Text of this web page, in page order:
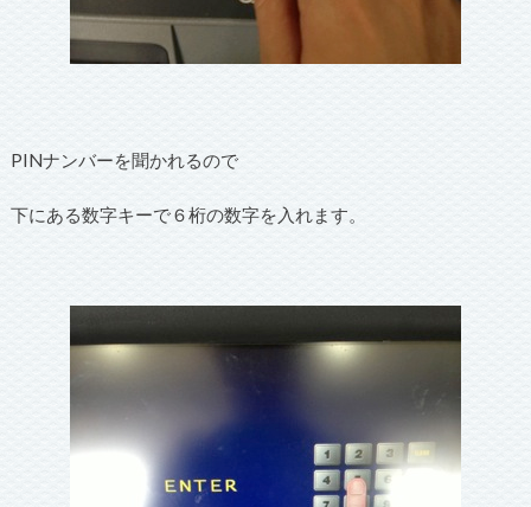
PINナンバーを聞かれるので
下にある数字キーで６桁の数字を入れます。